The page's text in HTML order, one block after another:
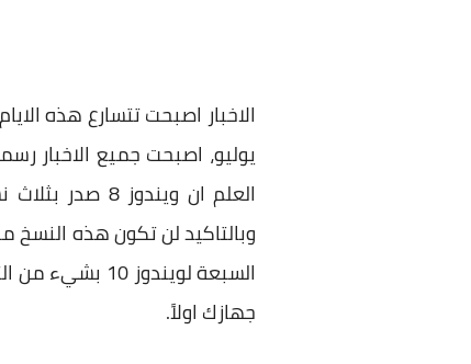
الاخبار اصبحت تتسارع هذه
العلم ان
وبالتاكيد لن تكون هذه
السبعة لويندوز 10 بشيء من التفصيل. ولا تنسي
جهازك اولاً.